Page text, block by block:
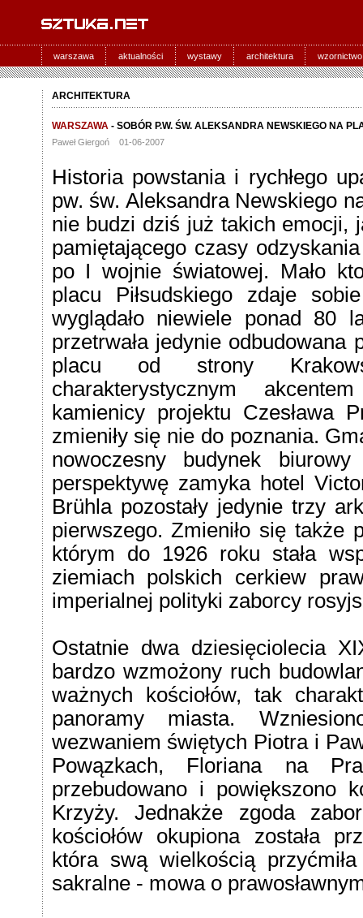
warszawa aktualności wystawy architektura wzornictwo
ARCHITEKTURA
WARSZAWA- SOBÓR P.W. ŚW. ALEKSANDRA NEWSKIEGO NA
Paweł Giergoń 01-06-2007
Historia powstania i rychłego
pw. św. Aleksandra Newskiego
nie budzi dziś już takich emocji,
pamiętającego czasy
po I wojnie światowej. Mało
placu Piłsudskiego zdaje
wyglądało niewiele ponad 80
przetrwała jedynie
placu od strony
charakterystycznym
kamienicy projektu Czesława
zmieniły się nie do poznania.
nowoczesny budynek
perspektywę zamyka hotel
Brühla pozostały jedynie trzy
pierwszego. Zmieniło się także
którym do 1926 roku stała
ziemiach polskich cerkiew
imperialnej polityki zaborcy
Ostatnie dwa dziesięciolecia
bardzo wzmożony ruch
ważnych kościołów, tak
panoramy miasta.
wezwaniem świętych Piotra i
Powązkach, Floriana na
przebudowano i powiększono
Krzyży. Jednakże zgoda
kościołów okupiona została
która swą wielkością
sakralne - mowa o